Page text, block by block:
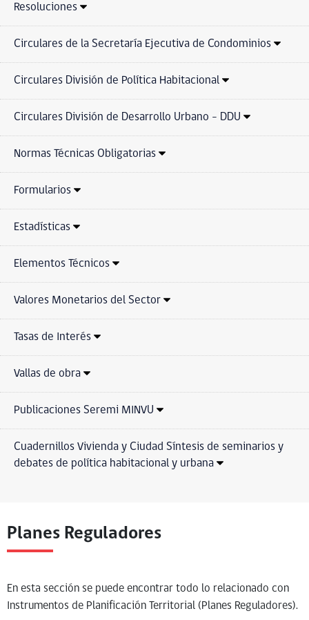
Resoluciones
Circulares de la Secretaría Ejecutiva de Condominios
Circulares División de Política Habitacional
Circulares División de Desarrollo Urbano - DDU
Normas Técnicas Obligatorias
Formularios
Estadísticas
Elementos Técnicos
Valores Monetarios del Sector
Tasas de Interés
Vallas de obra
Publicaciones Seremi MINVU
Cuadernillos Vivienda y Ciudad Síntesis de seminarios y
debates de política habitacional y urbana
Planes Reguladores
En esta sección se puede encontrar todo lo relacionado con
Instrumentos de Planificación Territorial (Planes Reguladores).